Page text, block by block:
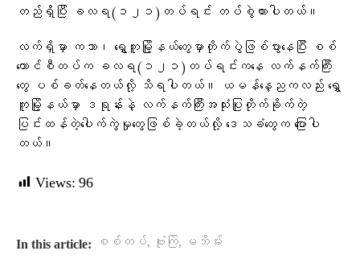
တည်ရှိပြီး ခလရ(၁၂၁)တပ်ရင်း တပ်စွဲထားပါတယ်။
လက်ရှိမှာ ကသာ၊ ရွှေကူမြို့နယ်တွေမှာတိုက်ပွဲဖြစ်ပွားနေပြီး စစ်
ကောင်စီတပ်က ခလရ(‌၁၂၁)တပ်ရင်းကနေ လက်နက်ကြီး
တွေ ပစ်ခတ်နေတယ်လို့ သိရပါတယ်။ ယမန်နေ့ညကလည်း ရွှေ
ကူမြို့နယ်မှာ ဒရုန်းနဲ့ လက်နက်ကြီးအသုံးပြုတိုက်ခိုက်တဲ့
ပြင်းထန်တဲ့ပေါက်ကွဲမှုတွေဖြစ်ခဲ့တယ်လို့ ဒေသခံတွေက ပြောပါ
တယ်။
Views: 96
In this article: စစ်တပ်, ဗုံးကြဲ, မဘိမ်း